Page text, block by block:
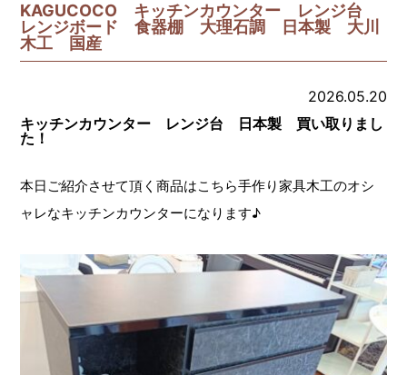
KAGUCOCO キッチンカウンター レンジ台
レンジボード 食器棚 大理石調 日本製 大川
木工 国産
2026.05.20
キッチンカウンター レンジ台 日本製 買い取りまし
た！
本日ご紹介させて頂く商品はこちら手作り家具木工のオシ
ャレなキッチンカウンターになります♪